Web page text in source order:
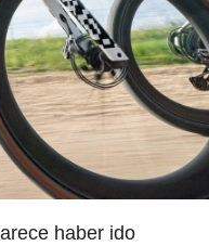
haber ido